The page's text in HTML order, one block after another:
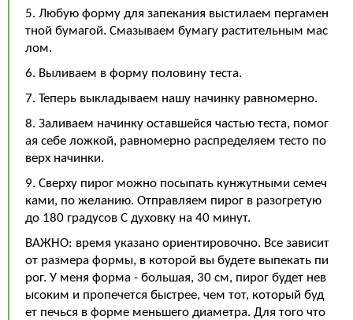
5. Любую форму для запекания выстилаем пергамен
тной бумагой. Смазываем бумагу растительным мас
лом.
6. Выливаем в форму половину теста.
7. Теперь выкладываем нашу начинку равномерно.
8. Заливаем начинку оставшейся частью теста, помог
ая себе ложкой, равномерно распределяем тесто по
верх начинки.
9. Сверху пирог можно посыпать кунжутными семеч
ками, по желанию. Отправляем пирог в разогретую
до 180 градусов С духовку на 40 минут.
ВАЖНО: время указано ориентировочно. Все зависит
от размера формы, в которой вы будете выпекать пи
рог. У меня форма - большая, 30 см, пирог будет нев
ысоким и пропечется быстрее, чем тот, который буд
ет печься в форме меньшего диаметра. Для того что